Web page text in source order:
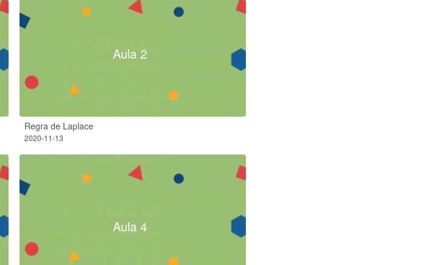
Aula 2
Regra de Laplace
2020-11-13
Aula 4